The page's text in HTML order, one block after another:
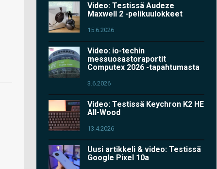
Video: Testissä Audeze
Maxwell 2 -pelikuulokkeet
15.6.2026
Video: io-techin
messuosastoraportit
Computex 2026 -tapahtumasta
3.6.2026
Video: Testissä Keychron K2 HE
All-Wood
13.4.2026
Uusi artikkeli & video: Testissä
Google Pixel 10a